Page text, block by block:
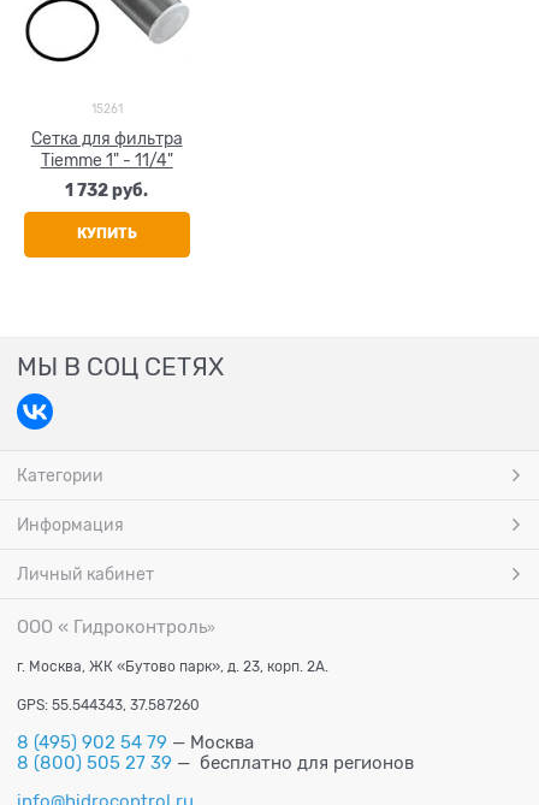
15261
Сетка для фильтра
Tiemme 1" - 11/4"
1 732 руб.
КУПИТЬ
МЫ В СОЦ СЕТЯХ
Категории
Информация
Личный кабинет
ООО « Гидроконтроль»
г. Москва, ЖК «Бутово парк», д. 23, корп. 2А.
GPS: 55.544343, 37.587260
8 (495) 902 54 79 — Москва
8 (800) 505 27 39 — бесплатно для регионов